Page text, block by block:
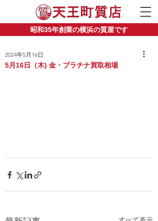
昭和35年創業の横浜の質屋です
5月16日（木) 金・プラチナ買取相場
2024年5月16日